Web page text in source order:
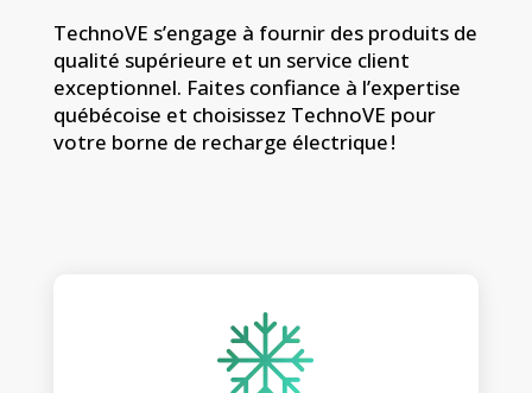
TechnoVE s’engage à fournir des produits de
qualité supérieure et un service client
exceptionnel. Faites confiance à l’expertise
québécoise et choisissez TechnoVE pour
votre borne de recharge électrique !